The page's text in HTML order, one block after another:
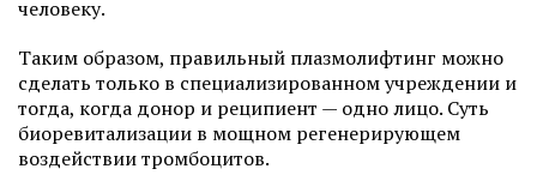
человеку.
Таким образом, правильный плазмолифтинг можно
сделать только в специализированном учреждении и
тогда, когда донор и реципиент — одно лицо. Суть
биоревитализации в мощном регенерирующем
воздействии тромбоцитов.